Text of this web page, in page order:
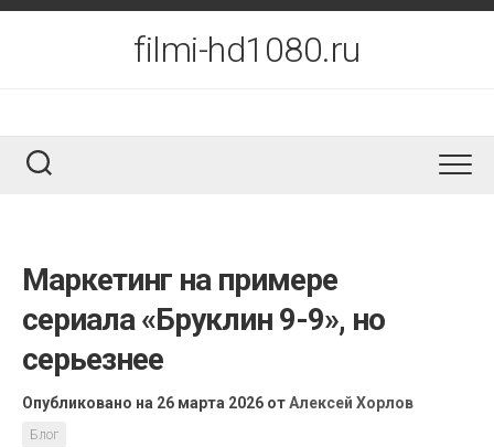
Перейти
filmi-hd1080.ru
Маркетинг на примере
сериала «Бруклин 9-9», но
серьезнее
Опубликовано на 26 марта 2026 отАлексей Хорлов
Блог